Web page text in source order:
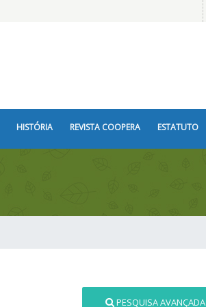
HISTÓRIA REVISTA COOPERA ESTATUTO
PESQUISA AVANÇADA